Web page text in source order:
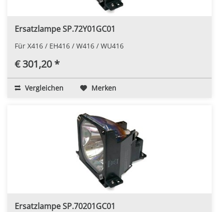
Ersatzlampe SP.72Y01GC01
Für X416 / EH416 / W416 / WU416
€ 301,20 *
Vergleichen Merken
Ersatzlampe SP.70201GC01